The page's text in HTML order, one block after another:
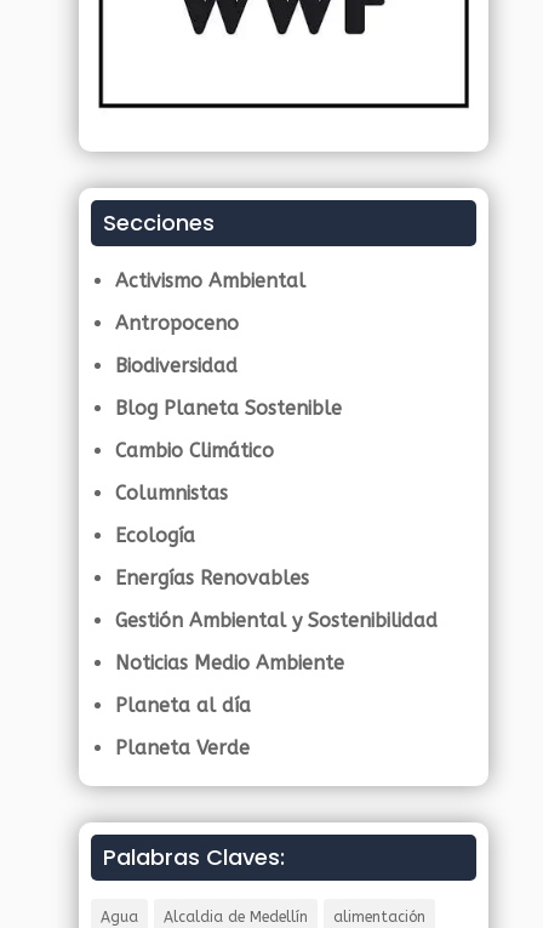
Secciones
Activismo Ambiental
Antropoceno
Biodiversidad
Blog Planeta Sostenible
Cambio Climático
Columnistas
Ecología
Energías Renovables
Gestión Ambiental y Sostenibilidad
Noticias Medio Ambiente
Planeta al día
Planeta Verde
Palabras Claves:
Agua Alcaldia de Medellín alimentación